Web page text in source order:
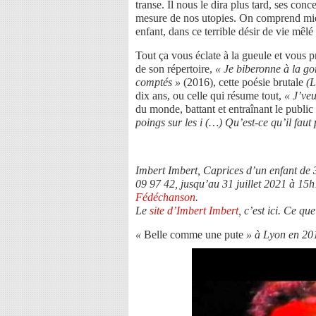
transe. Il nous le dira plus tard, ses
mesure de nos utopies. On comprend
enfant, dans ce terrible désir de vie
Tout ça vous éclate à la gueule et vous
de son répertoire, « Je biberonne à la
comptés » (2016), cette poésie brutale
dix ans, ou celle qui résume tout, «
du monde, battant et entraînant le
poings sur les i (…) Qu’est-ce qu’il
Imbert Imbert, Caprices d’un enfant de
09 97 42, jusqu’au 31 juillet 2021 à
Fédéchanson.
Le site d’Imbert Imbert, c’est ici. Ce
« Belle comme une pute » à Lyon en